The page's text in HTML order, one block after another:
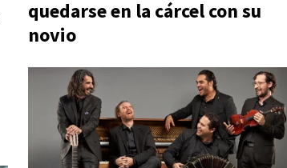
quedarse en la cárcel con su
novio